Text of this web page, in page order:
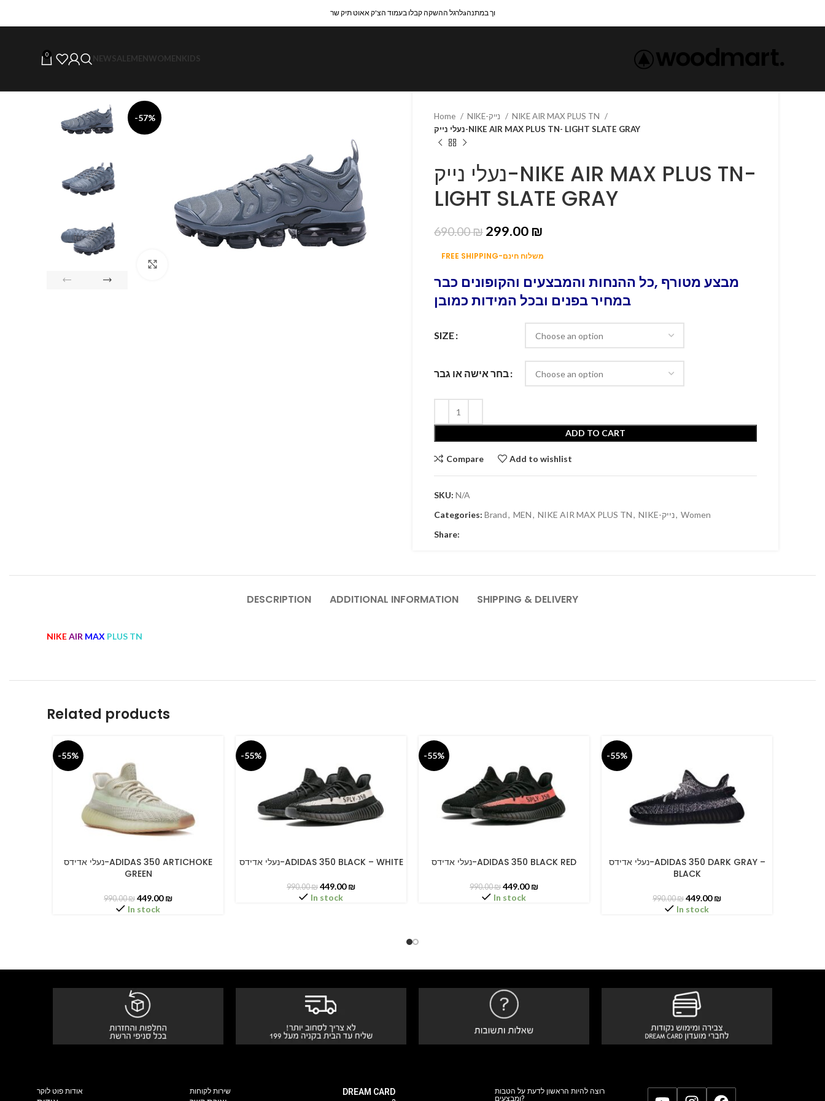
לרגל ההשקה קבלו בעמוד הצ'ק אאוט תיק שרaוך במתנה
0 NEWSALEMENWOMENKIDS
-57% Home
NIKE AIR MAX PLUS TN
נעלי נייק-NIKE AIR MAX PLUS TN- LIGHT SLATE GRAY
נעלי נייק-NIKE AIR MAX PLUS TN-
LIGHT SLATE GRAY
690.00₪ 299.00 ₪
FREE SHIPPING-משלוח חינם
מבצע מטורף ,כל ההנחות והמבצעים והקופונים כבר
במחיר בפנים ובכל המידות כמובן
SIZE
בחר אישה או גבר
ADD TO CART
Compare Add to wishlist
SKU: N/A
Categories: Brand, MEN, NIKE AIR MAX PLUS TN, NIKE-נייק, Women
Share:
DESCRIPTION ADDITIONAL INFORMATION SHIPPING & DELIVERY
NIKEAIR MAX PLUS TN
Related products
-55%
SELECT OPTIONS
נעלי אדידס-ADIDAS 350 ARTICHOKE
GREEN
990.00₪ 449.00₪
In stock
-55%
SELECT OPTIONSנעלי אדידס-ADIDAS 350 BLACK – WHITE
990.00₪ 449.00₪
In stock
-55%
SELECT OPTIONSנעלי אדידס-ADIDAS 350 BLACK RED
990.00₪ 449.00₪
In stock
-55%
SELECT OPTIONS
נעלי אדידס-ADIDAS 350 DARK GRAY –
BLACK
990.00₪ 449.00₪
In stock
אודות פוט לוקר שירות לקוחות
DREAM CARD
רוצה להיות הראשון לדעת על הטבות
ומבצעים?